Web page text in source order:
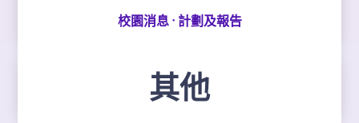
校園消息· 計劃及報告
其他